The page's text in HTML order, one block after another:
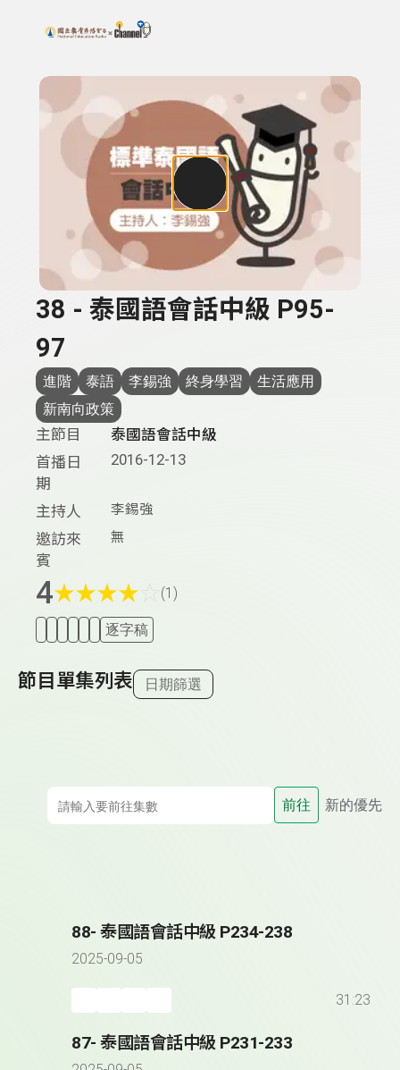
上方功能區塊
搜尋關鍵字：可輸入節目名稱、主持人或關鍵字
38 - 泰國語會話中級 P95-
97
進階 泰語 李錫強 終身學習
生活應用
新南向政策
主節目
泰國語會話中級
首播日
期
2016-12-13
主持人 李錫強
邀訪來
賓
無
4★★★★ (1)
逐字稿
節目單集列表 日期篩選
前往 新的優先
88- 泰國語會話中級 P234-238
2025-09-05
31:23
87- 泰國語會話中級 P231-233